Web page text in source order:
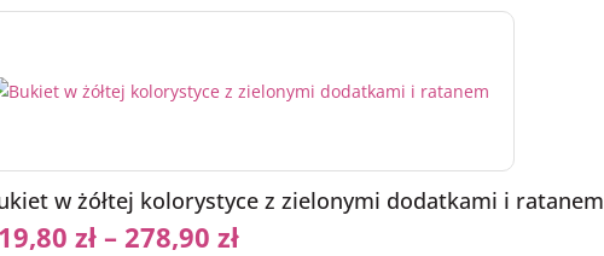
w żółtej kolorystyce z zielonymi dodatkami i ratanem
zł– 278,90 zł